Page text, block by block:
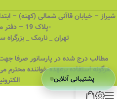
شیراز – خیابان قاآنی شمالی (کهنه) –
-پلاک 19 – دفتر مرکزی پارسانور
تهران _ نارمک _ بزرگراه
مطالب درج شده در پارسانور صرفا
هرگونه استفاده برعهده خواننده
پشتیبانی آنلاین